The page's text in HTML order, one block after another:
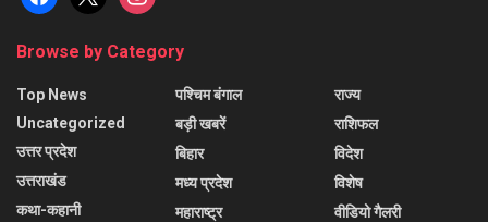
Browse by Category
Top News
Uncategorized
उत्तर प्रदेश
उत्तराखंड
कथा-कहानी
पश्चिम बंगाल
बड़ी खबरें
बिहार
मध्य प्रदेश
महाराष्ट्र
राज्य
राशिफल
विदेश
विशेष
वीडियो गैलरी